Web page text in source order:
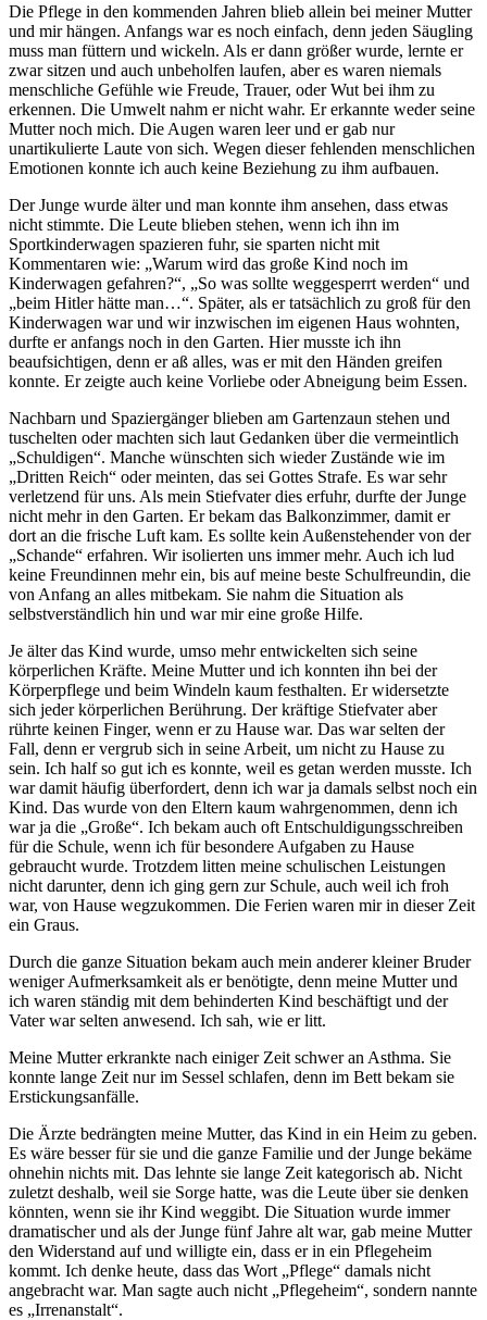
Die Pflege in den kommenden Jahren blieb allein bei meiner Mutter
und mir hängen. Anfangs war es noch einfach, denn jeden Säugling
muss man füttern und wickeln. Als er dann größer wurde, lernte er
zwar sitzen und auch unbeholfen laufen, aber es waren niemals
menschliche Gefühle wie Freude, Trauer, oder Wut bei ihm zu
erkennen. Die Umwelt nahm er nicht wahr. Er erkannte weder seine
Mutter noch mich. Die Augen waren leer und er gab nur
unartikulierte Laute von sich. Wegen dieser fehlenden menschlichen
Emotionen konnte ich auch keine Beziehung zu ihm aufbauen.
Der Junge wurde älter und man konnte ihm ansehen, dass etwas
nicht stimmte. Die Leute blieben stehen, wenn ich ihn im
Sportkinderwagen spazieren fuhr, sie sparten nicht mit
Kommentaren wie:
Warum wird das große Kind noch im
Kinderwagen gefahren? , So was sollte weggesperrt werden
und
beim Hitler hätte man… . Später, als er tatsächlich zu groß für den
Kinderwagen war und wir inzwischen im eigenen Haus wohnten,
durfte er anfangs noch in den Garten. Hier musste ich ihn
beaufsichtigen, denn er aß alles, was er mit den Händen greifen
konnte. Er zeigte auch keine Vorliebe oder Abneigung beim Essen.
Nachbarn und Spaziergänger blieben am Gartenzaun stehen und
tuschelten oder machten sich laut Gedanken über die vermeintlich
Schuldigen . Manche wünschten sich wieder Zustände wie im
Dritten Reich
oder meinten, das sei Gottes Strafe. Es war sehr
verletzend für uns. Als mein Stiefvater dies erfuhr, durfte der Junge
nicht mehr in den Garten. Er bekam das Balkonzimmer, damit er
dort an die frische Luft kam. Es sollte kein Außenstehender von der
Schande
erfahren. Wir isolierten uns immer mehr. Auch ich lud
keine Freundinnen mehr ein, bis auf meine beste Schulfreundin, die
von Anfang an alles mitbekam. Sie nahm die Situation als
selbstverständlich hin und war mir eine große Hilfe.
Je älter das Kind wurde, umso mehr entwickelten sich seine
körperlichen Kräfte. Meine Mutter und ich konnten ihn bei der
Körperpflege und beim Windeln kaum festhalten. Er widersetzte
sich jeder körperlichen Berührung. Der kräftige Stiefvater aber
rührte keinen Finger, wenn er zu Hause war. Das war selten der
Fall, denn er vergrub sich in seine Arbeit, um nicht zu Hause zu
sein. Ich half so gut ich es konnte, weil es getan werden musste. Ich
war damit häufig überfordert, denn ich war ja damals selbst noch ein
Kind. Das wurde von den Eltern kaum wahrgenommen, denn ich
war ja die
Große . Ich bekam auch oft Entschuldigungsschreiben
für die Schule, wenn ich für besondere Aufgaben zu Hause
gebraucht wurde. Trotzdem litten meine schulischen Leistungen
nicht darunter, denn ich ging gern zur Schule, auch weil ich froh
war, von Hause wegzukommen. Die Ferien waren mir in dieser Zeit
ein Graus.
Durch die ganze Situation bekam auch mein anderer kleiner Bruder
weniger Aufmerksamkeit als er benötigte, denn meine Mutter und
ich waren ständig mit dem behinderten Kind beschäftigt und der
Vater war selten anwesend. Ich sah, wie er litt.
Meine Mutter erkrankte nach einiger Zeit schwer an Asthma. Sie
konnte lange Zeit nur im Sessel schlafen, denn im Bett bekam sie
Erstickungsanfälle.
Die Ärzte bedrängten meine Mutter, das Kind in ein Heim zu geben.
Es wäre besser für sie und die ganze Familie und der Junge bekäme
ohnehin nichts mit. Das lehnte sie lange Zeit kategorisch ab. Nicht
zuletzt deshalb, weil sie Sorge hatte, was die Leute über sie denken
könnten, wenn sie ihr Kind weggibt. Die Situation wurde immer
dramatischer und als der Junge fünf Jahre alt war, gab meine Mutter
den Widerstand auf und willigte ein, dass er in ein Pflegeheim
kommt. Ich denke heute, dass das Wort
Pflege
damals nicht
angebracht war. Man sagte auch nicht
Pflegeheim , sondern nannte
es
Irrenanstalt .